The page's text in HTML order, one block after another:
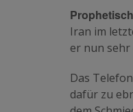
Iran im
er nun
Das
dafür zu